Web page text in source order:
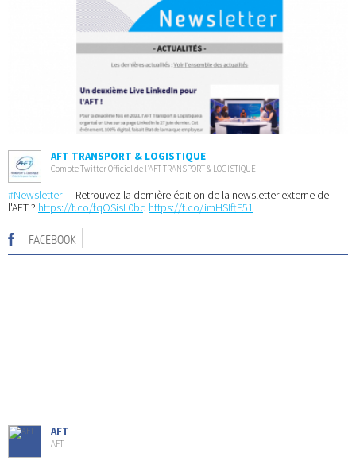
AFT TRANSPORT & LOGISTIQUE
Compte Twitter Officiel de l’AFT TRANSPORT & LOGISTIQUE
#Newsletter— Retrouvez la dernière édition de la newsletter externe de
l'AFT ? https://t.co/fqOSisL0bq https://t.co/imHSIftF51
FACEBOOK
AFT
AFT